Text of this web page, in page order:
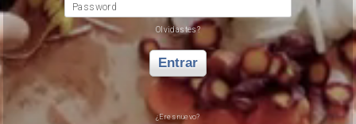
Password
Olvidastes?
Entrar
¿Eres nuevo?